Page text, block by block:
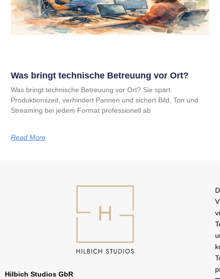
Was bringt technische Betreuung vor Ort?
Was bringt technische Betreuung vor Ort? Sie spart
Produktionszeit, verhindert Pannen und sichert Bild, Ton und
Streaming bei jedem Format professionell ab
Read More
Hilbich Studios GbR